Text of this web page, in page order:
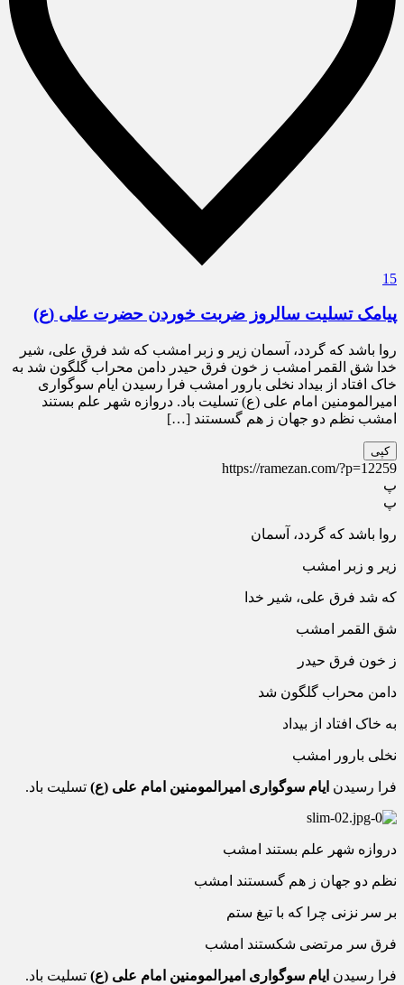
15
پیامک تسلیت سالروز ضربت خوردن حضرت علی (ع)
روا باشد که گردد، آسمان زیر و زبر امشب که شد فرق علی، شیر
خدا شق القمر امشب ز خون فرق حیدر دامن محراب گلگون شد به
خاک افتاد از بیداد نخلی بارور امشب فرا رسیدن ایام سوگواری
امیرالمومنین امام علی (ع) تسلیت باد. دروازه شهر علم بستند
امشب نظم دو جهان ز هم گسستند […]
کپی
https://ramezan.com/?p=12259
پ
پ
روا باشد که گردد، آسمان
زیر و زبر امشب
که شد فرق علی، شیر خدا
شق القمر امشب
ز خون فرق حیدر
دامن محراب گلگون شد
به خاک افتاد از بیداد
نخلی بارور امشب
فرا رسیدن ایام سوگواری امیرالمومنین امام علی (ع) تسلیت باد.
دروازه شهر علم بستند امشب
نظم دو جهان ز هم گسستند امشب
بر سر نزنی چرا که با تیغ ستم
فرق سر مرتضی شکستند امشب
فرا رسیدن ایام سوگواری امیرالمومنین امام علی (ع) تسلیت باد.